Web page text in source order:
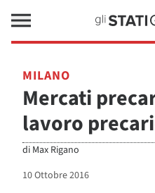
MILANO
Mercati
lavoro
di Max Rigano
10 Ottobre 2016